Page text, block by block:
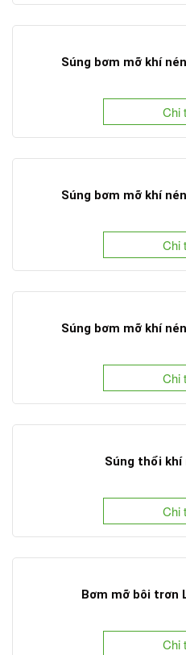
Súng bơm mỡ khí
Chi
Súng bơm mỡ khí
Chi
Súng bơm mỡ khí
Chi
Súng thổi khí
Chi
Bơm mỡ bôi trơn
Chi